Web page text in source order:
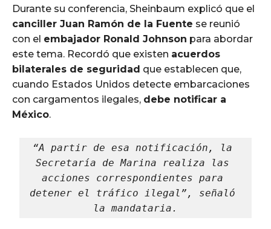
Durante su conferencia, Sheinbaum explicó que el
canciller Juan Ramón de la Fuente se reunió
con el embajador Ronald Johnson para abordar
este tema. Recordó que existen acuerdos
bilaterales de seguridad que establecen que,
cuando Estados Unidos detecte embarcaciones
con cargamentos ilegales, debe notificar a
México.
“A partir de esa notificación, la
Secretaría de Marina realiza las
acciones correspondientes para
detener el tráfico ilegal”, señaló
la mandataria.